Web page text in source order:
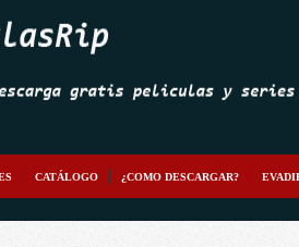
CATÁLOGO ¿COMO DESCARGAR?